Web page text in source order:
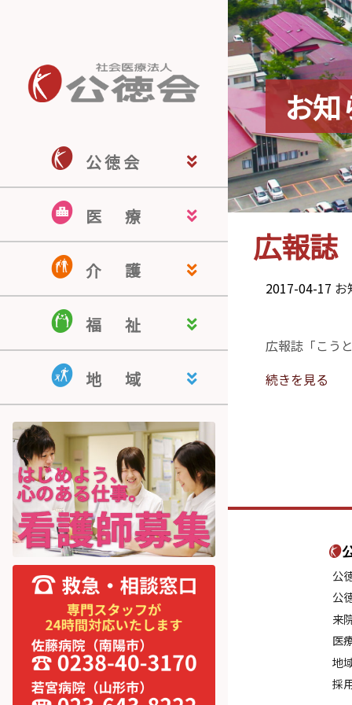
公 徳 会
公徳会ホーム
公徳会について
来院される皆さま
医療関係の皆さま
地域の皆さま
採用情報
医 療
佐藤病院
若宮病院
米沢こころの病院
米沢駅前クリニック
南陽訪問看護ステーション
認知症疾患医療センター
介 護
介護老人保健施設 ドミール南陽
介護付有料老人ホーム ヒルサイ
ド羽黒
認知症対応型共同生活介護 ぬく
もりの家
居宅介護支援事業所
ほのぼのケアサービス
福 祉
地域活動支援センター・指定相
談支援事業所 ライフサポートと
まり木
共同生活援助事業所 くぬぎ荘
就労継続支援B型事業所 公徳会
就労支援センター
地 域
お知
広報誌
2017-04-17 お
広報誌「こう
続きを見る
公
公
来
医
地
採